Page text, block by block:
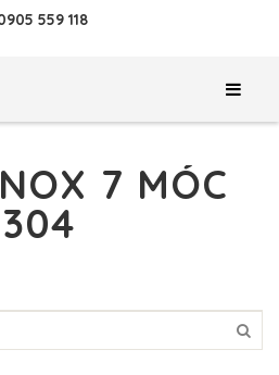
559 118
7 MÓC